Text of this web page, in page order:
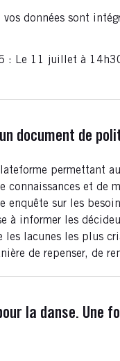
données sont
: Le 11 juillet à
document de
permettant
connaissances et de
sur les
à informer les
lacunes les plus
de repenser,
la danse. Une